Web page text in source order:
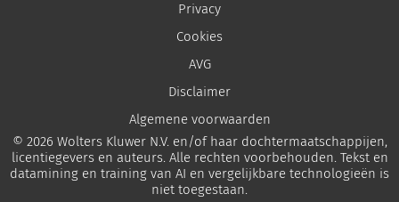
Privacy
Cookies
AVG
Disclaimer
Algemene voorwaarden
© 2026 Wolters Kluwer N.V. en/of haar dochtermaatschappijen,
licentiegevers en auteurs. Alle rechten voorbehouden. Tekst en
datamining en training van AI en vergelijkbare technologieën is
niet toegestaan.